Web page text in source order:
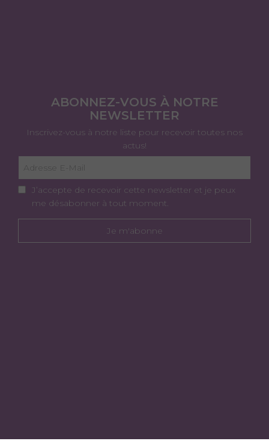
ABONNEZ-VOUS À NOTRE
NEWSLETTER
Inscrivez-vous à notre liste pour recevoir toutes nos
actus!
J’accepte de recevoir cette newsletter et je peux
me désabonner à tout moment.
Je m'abonne